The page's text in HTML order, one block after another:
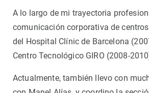
A lo largo de mi trayectoria
comunicación corporativa de
del Hospital Clínic de Barcelona
Centro Tecnológico GIRO (2008-
Actualmente, también llevo con
Cambio global
Observación de la Tierra